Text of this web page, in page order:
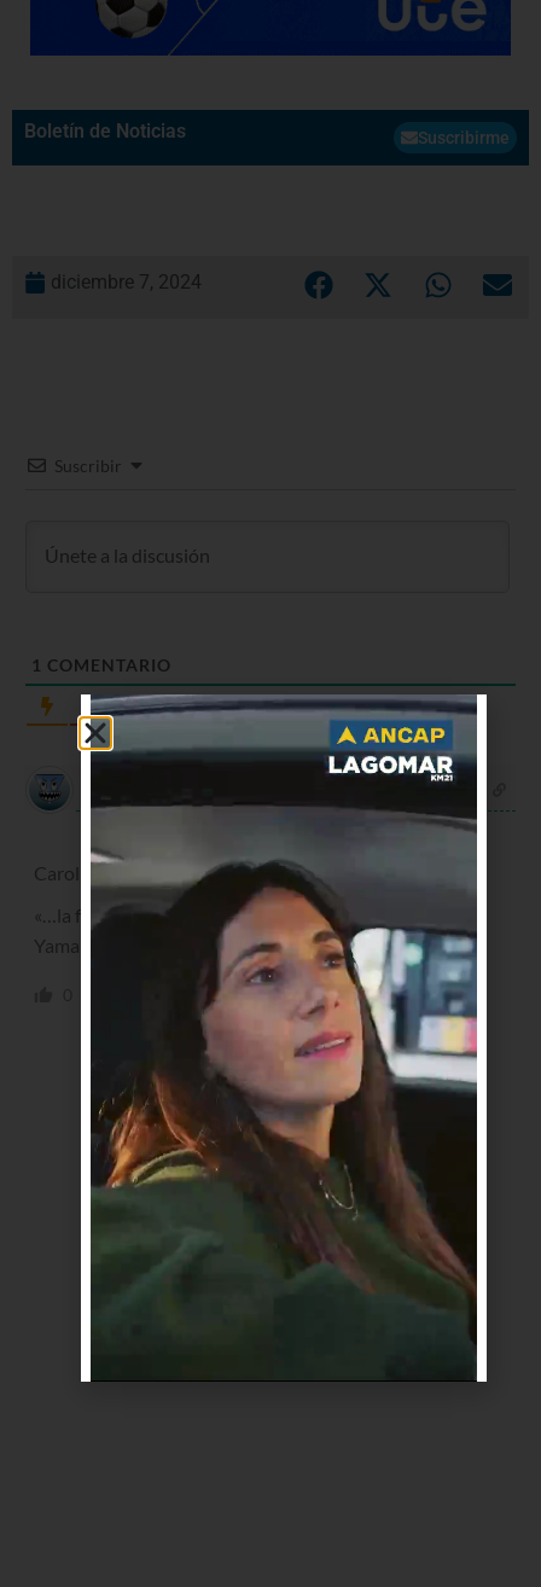
Boletín de Noticias Suscribirme
diciembre 7, 2024
Suscribir
1 COMENTARIO
Más reciente
Carolina Cosse no es contadora, es ingeniera.
«…la fórmula integrada por nuestro exintendente
Yamandú Orsi y la cra. Carolina Cosse…»
Responder